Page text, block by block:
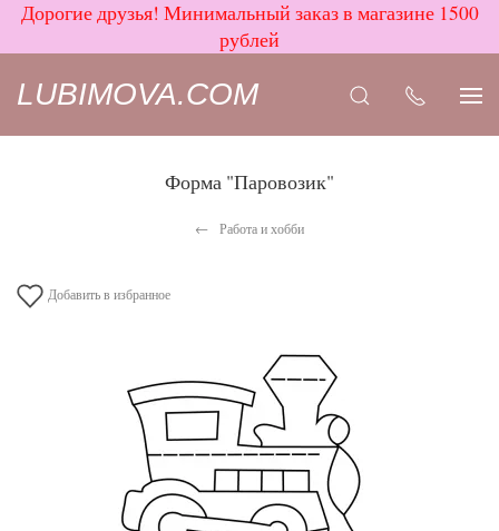
Дорогие друзья! Минимальный заказ в магазине 1500
рублей
LUBIMOVA.COM
Форма "Паровозик"
Работа и хобби
Добавить в избранное